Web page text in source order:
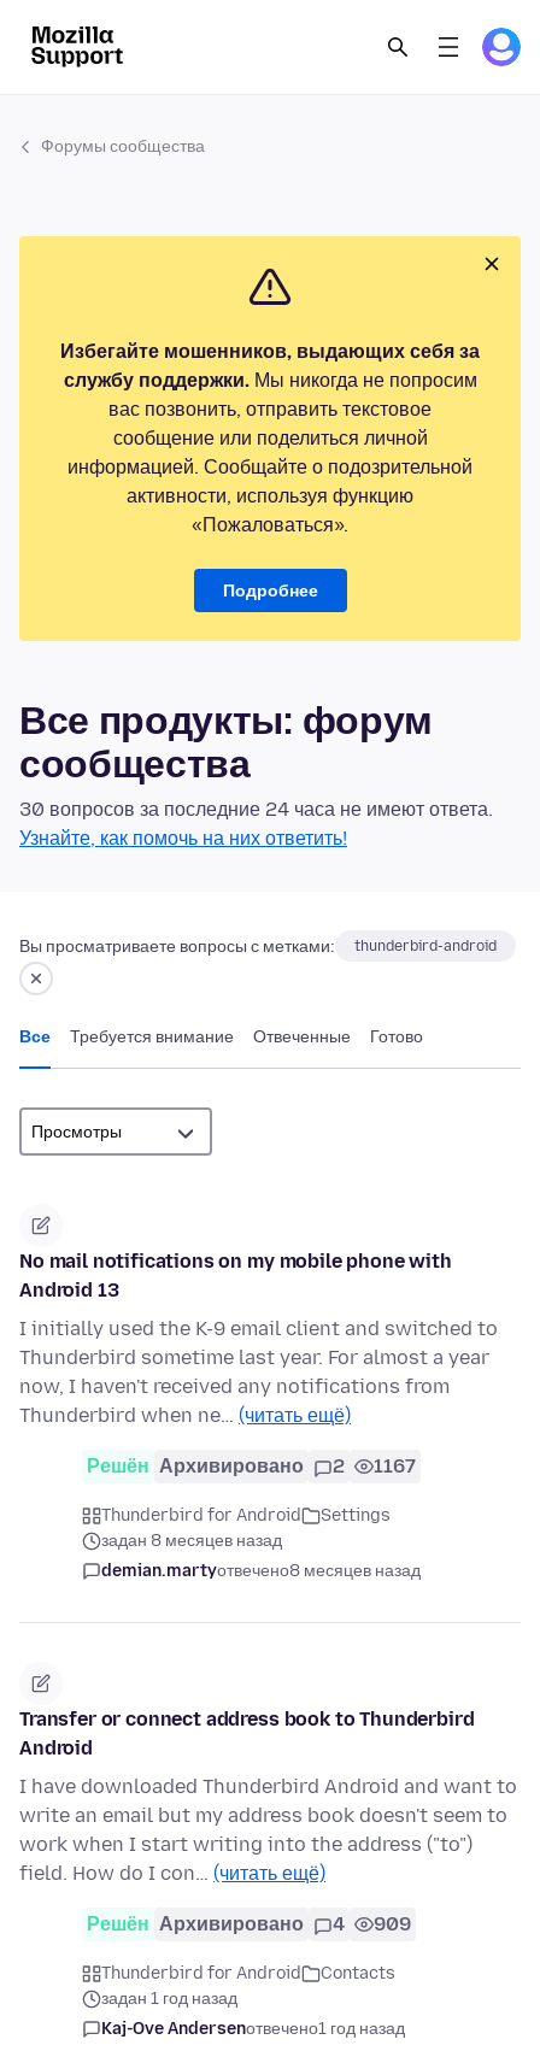
Форумы сообщества
Избегайте мошенников, выдающих себя за
службу поддержки.Мы никогда не попросим
вас позвонить, отправить текстовое
сообщение или поделиться личной
информацией. Сообщайте о подозрительной
активности, используя функцию
«Пожаловаться».
Подробнее
Все продукты: форум
сообщества
30 вопросов за последние 24 часа не имеют ответа.
Узнайте, как помочь на них ответить!
Вы просматриваете вопросы с метками: thunderbird-android
Все Требуется внимание Отвеченные Готово
No mail notifications on my mobile phone with
Android 13
I initially used the K-9 email client and switched to
Thunderbird sometime last year. For almost a year
now, I haven't received any notifications from
Thunderbird when ne… (читать ещё)
Решён Архивировано 2 1167
Thunderbird for Android
Settings
задан 8 месяцев назад
demian.martyотвечено8 месяцев назад
Transfer or connect address book to Thunderbird
Android
I have downloaded Thunderbird Android and want to
write an email but my address book doesn't seem to
work when I start writing into the address ("to")
field. How do I con… (читать ещё)
Решён Архивировано 4 909
Thunderbird for Android
Contacts
задан 1 год назад
Kaj-Ove Andersenотвечено1 год назад